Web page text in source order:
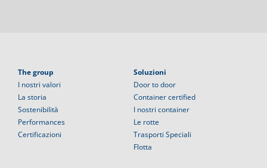
The group
I nostri valori
La storia
Sostenibilità
Performances
Certificazioni
Soluzioni
Door to door
Container certified
I nostri container
Le rotte
Trasporti Speciali
Flotta